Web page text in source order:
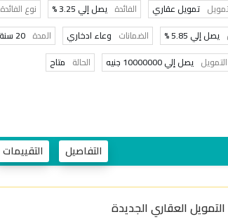
تمويل عقاري الفائدة يصل إلي 3.25 % نوع الفائدة
يصل إلي 5.85 % الضمانات وعاء ادخاري المدة 20 سنة
يصل إلي 10000000 جنيه الحالة متاح
التفاصيل التقييمات
العقاري الجديدة